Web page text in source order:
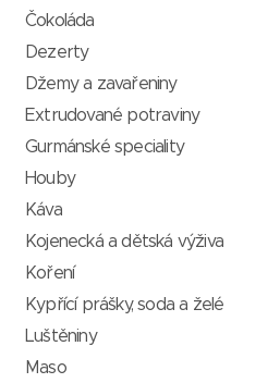
Čokoláda
Dezerty
Džemy a zavařeniny
Extrudované potraviny
Gurmánské speciality
Houby
Káva
Kojenecká a dětská výživa
Koření
Kypřící prášky, soda a želé
Luštěniny
Maso